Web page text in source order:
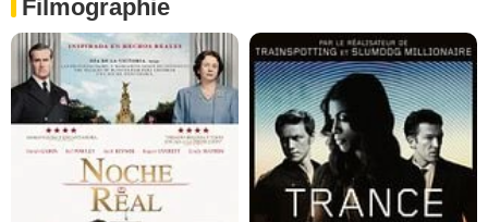
Filmographie